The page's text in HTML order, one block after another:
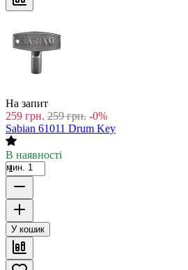
На запит
259 грн. 259 грн. -0%
Sabian 61011 Drum Key
В наявності
мин. 1
У кошик